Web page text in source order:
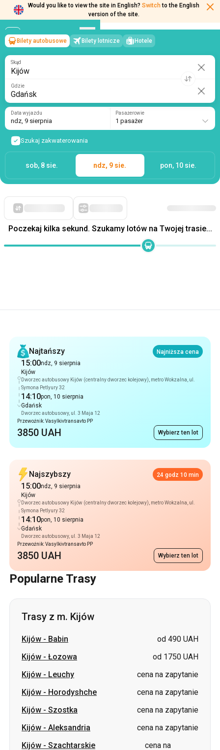
Would you like to view the site in English? Switch to the English
version of the site.
Kijów→Gdańsk
ndz, 9 sierpnia/1 pasażer
Bilety autobusowe Bilety lotnicze Hotele
Skąd
Gdzie
Data wyjazdu
ndz, 9 sierpnia
Pasażerowie
1 pasażer
Szukaj zakwaterowania
sob, 8 sie. ndz, 9 sie. pon, 10 sie.
Po pierwsze, tanie
15:00ndz, 9 sierpnia
Symona Petlyury 32
14:10
Gdańsk
Dworzec autobusowy, ul. 3 Maja 12
Przewoźnik: Vasylkivtransavto PP
3850 UAH Wybierz ten lot
Najszybszy
15:00 ndz, 9 sierpnia
Symona Petlyury 32
14:10
Gdańsk
Dworzec autobusowy, ul. 3 Maja 12
Przewoźnik: Vasylkivtransavto PP
3850 UAH Wybierz ten lot
Popularne Trasy
Kijów
Kijów- Leuchy
Kijów-Horodyshche
cena na zapytanie
Kijów-Szostka
cena na zapytanie
Kijów-Aleksandria
cena na zapytanie
Kijów-Szachtarskie
cena na